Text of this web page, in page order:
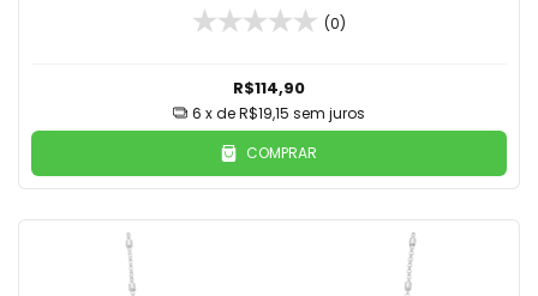
(0)
R$114,90
6 x deR$19,15 sem juros
COMPRAR